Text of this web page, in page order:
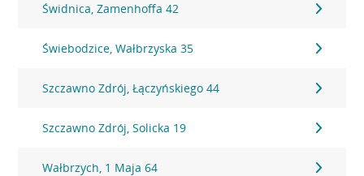
Świdnica, Zamenhoffa 42
Świebodzice, Wałbrzyska 35
Szczawno Zdrój, Łączyńskiego 44
Szczawno Zdrój, Solicka 19
Wałbrzych, 1 Maja 64